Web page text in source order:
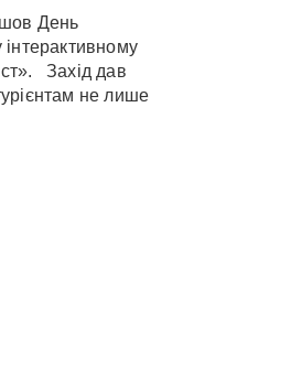
День
Захід дав
не лише